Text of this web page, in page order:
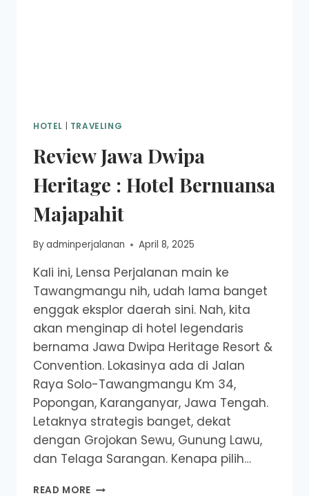
HOTEL TRAVELING
Review Jawa Dwipa
Heritage : Hotel Bernuansa
Majapahit
Byadminperjalanan April 8, 2025
Kali ini, Lensa Perjalanan main ke
Tawangmangu nih, udah lama banget
enggak eksplor daerah sini. Nah, kita
akan menginap di hotel legendaris
bernama Jawa Dwipa Heritage Resort &
Convention. Lokasinya ada di Jalan
Raya Solo-Tawangmangu Km 34,
Popongan, Karanganyar, Jawa Tengah.
Letaknya strategis banget, dekat
dengan Grojokan Sewu, Gunung Lawu,
dan Telaga Sarangan. Kenapa pilih…
READ MORE REVIEW